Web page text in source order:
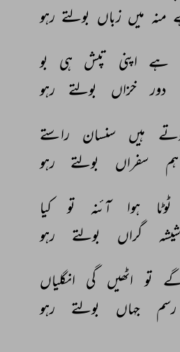
منہ میں زباں بولتے رہو
ہے اپنی تپش ہی
بو
دور خزاں بولتے
رہو
ہیں سنسان
راستے
ہم سفراں بولتے
رہو
ٹوٹا ہوا آئنہ تو
کیا
شیشہ گراں بولتے
رہو
تو اٹھیں گی انگلیاں
رسم جہاں بولتے رہو